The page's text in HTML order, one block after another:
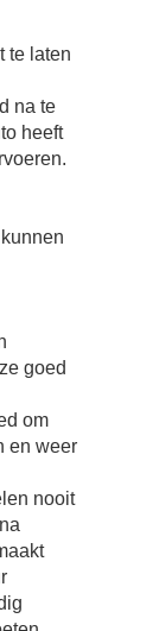
te laten
na te
heeft
goed
om
en weer
nooit